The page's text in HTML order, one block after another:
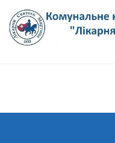
content